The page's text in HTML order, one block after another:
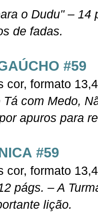
o Dudu" –
de fadas.
#59
cor, formato
com Medo,
apuros para
#59
cor, formato
págs. – A
lição.